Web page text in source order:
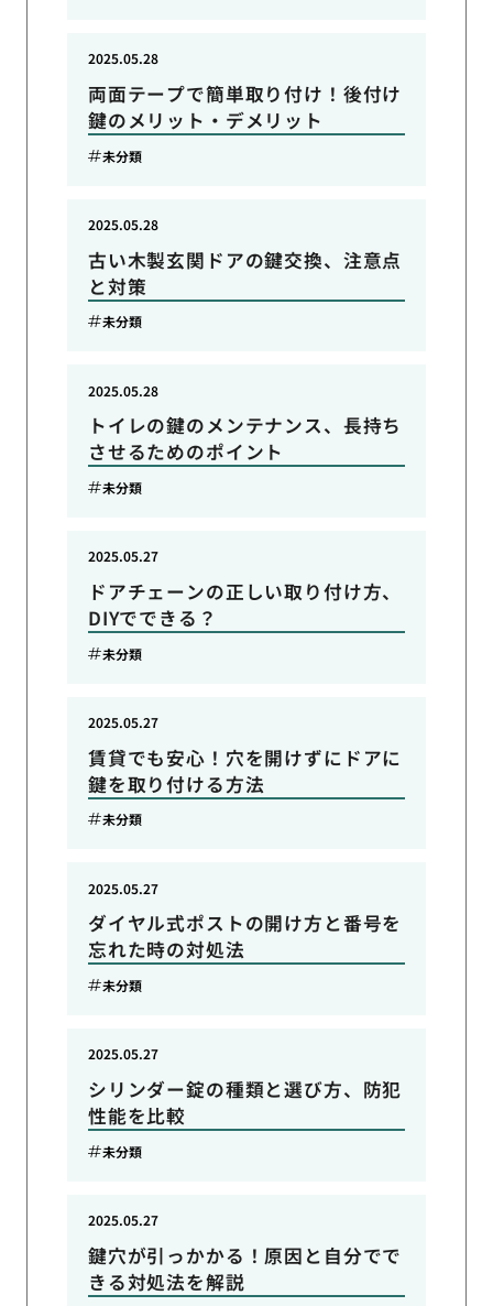
両面テープで簡単取り付け！後付け
鍵のメリット・デメリット
2025.05.28
未分類
古い木製玄関ドアの鍵交換、注意点
と対策
2025.05.28
未分類
トイレの鍵のメンテナンス、長持ち
させるためのポイント
2025.05.28
未分類
ドアチェーンの正しい取り付け方、
DIYでできる？
2025.05.27
未分類
賃貸でも安心！穴を開けずにドアに
鍵を取り付ける方法
2025.05.27
未分類
ダイヤル式ポストの開け方と番号を
忘れた時の対処法
2025.05.27
未分類
シリンダー錠の種類と選び方、防犯
性能を比較
2025.05.27
未分類
鍵穴が引っかかる！原因と自分でで
きる対処法を解説
2025.05.27